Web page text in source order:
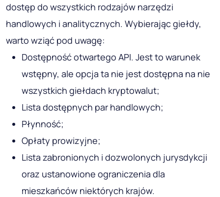
dostęp do wszystkich rodzajów narzędzi
handlowych i analitycznych. Wybierając giełdy,
warto wziąć pod uwagę:
Dostępność otwartego API. Jest to warunek
wstępny, ale opcja ta nie jest dostępna na nie
wszystkich giełdach kryptowalut;
Lista dostępnych par handlowych;
Płynność;
Opłaty prowizyjne;
Lista zabronionych i dozwolonych jurysdykcji
oraz ustanowione ograniczenia dla
mieszkańców niektórych krajów.